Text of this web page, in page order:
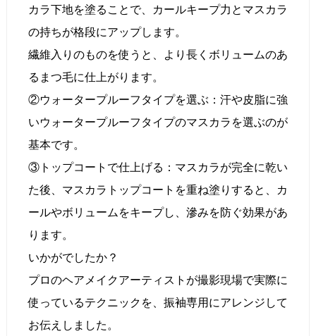
カラ下地を塗ることで、カールキープ力とマスカラ
の持ちが格段にアップします。
繊維入りのものを使うと、より長くボリュームのあ
るまつ毛に仕上がります。
②ウォータープルーフタイプを選ぶ：汗や皮脂に強
いウォータープルーフタイプのマスカラを選ぶのが
基本です。
③トップコートで仕上げる：マスカラが完全に乾い
た後、マスカラトップコートを重ね塗りすると、カ
ールやボリュームをキープし、滲みを防ぐ効果があ
ります。
いかがでしたか？
プロのヘアメイクアーティストが撮影現場で実際に
使っているテクニックを、振袖専用にアレンジして
お伝えしました。